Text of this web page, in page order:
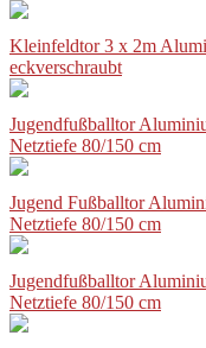
Kleinfeldtor 3 x 2m
eckverschraubt
Jugendfußballtor
Netztiefe 80/150 cm
Jugend Fußballtor
Netztiefe 80/150 cm
Jugendfußballtor
Netztiefe 80/150 cm